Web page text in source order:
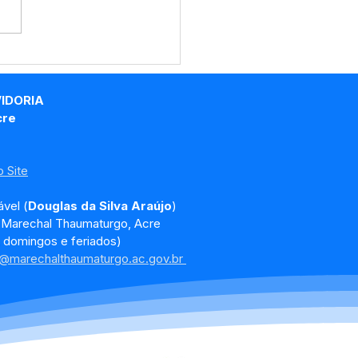
na Cafeicultura:
fortalece o
rural
Site
(Douglas da Silva Araújo)
Thaumaturgo, Acre
domingos e feriados)